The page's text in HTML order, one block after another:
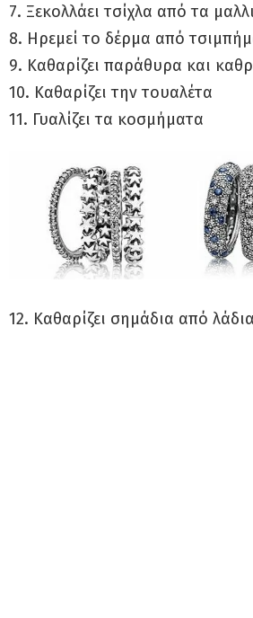
7. Ξεκολλάει τσίχλα από τα
8. Ηρεμεί το δέρμα από
9. Καθαρίζει παράθυρα και
10. Καθαρίζει την τουαλέτα
11. Γυαλίζει τα κοσμήματα
12. Καθαρίζει σημάδια από